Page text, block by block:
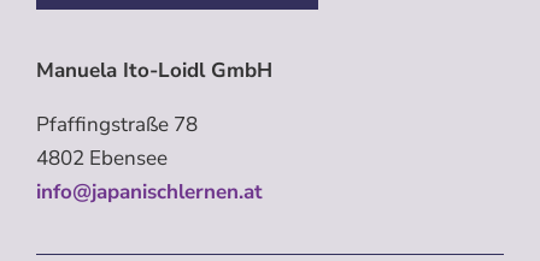
Manuela Ito-Loidl GmbH
Pfaffingstraße 78
4802 Ebensee
info@japanischlernen.at